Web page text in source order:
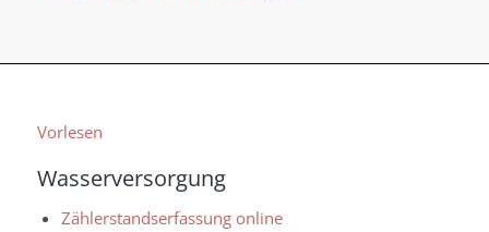
Vorlesen
Wasserversorgung
Zählerstandserfassung online